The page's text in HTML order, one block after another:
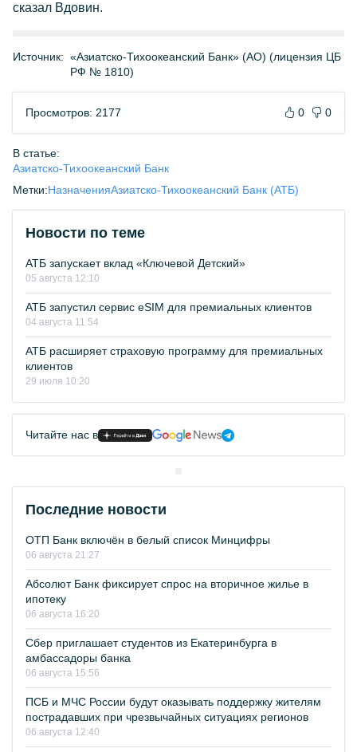
сказал Вдовин.
Источник: «Азиатско-Тихоокеанский Банк» (АО) (лицензия ЦБ
РФ № 1810)
Просмотров: 2177 0 0
В статье:
Азиатско-Тихоокеанский Банк
Метки:НазначенияАзиатско-Тихоокеанский Банк (АТБ)
Новости по теме
АТБ запускает вклад «Ключевой Детский»
05 августа 12:10
АТБ запустил сервис eSIM для премиальных клиентов
04 августа 11:54
АТБ расширяет страховую программу для премиальных
клиентов
29 июля 10:20
Читайте нас в
Последние новости
ОТП Банк включён в белый список Минцифры
06 августа 21:27
Абсолют Банк фиксирует спрос на вторичное жилье в
ипотеку
06 августа 16:20
Сбер приглашает студентов из Екатеринбурга в
амбассадоры банка
06 августа 15:56
ПСБ и МЧС России будут оказывать поддержку жителям
пострадавших при чрезвычайных ситуациях регионов
06 августа 12:40